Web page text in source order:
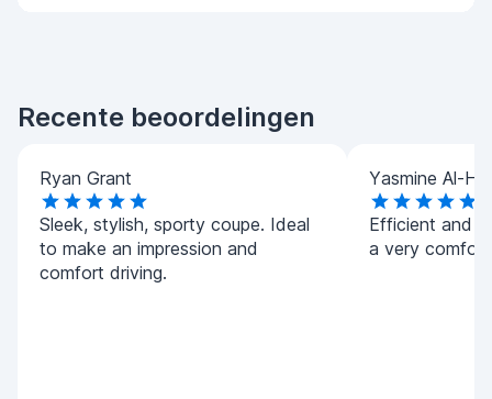
Recente beoordelingen
Ryan Grant
Sleek, stylish, sporty coupe. Ideal
to make an impression and
comfort driving.
Yasmine Al-
Efficient and
a very